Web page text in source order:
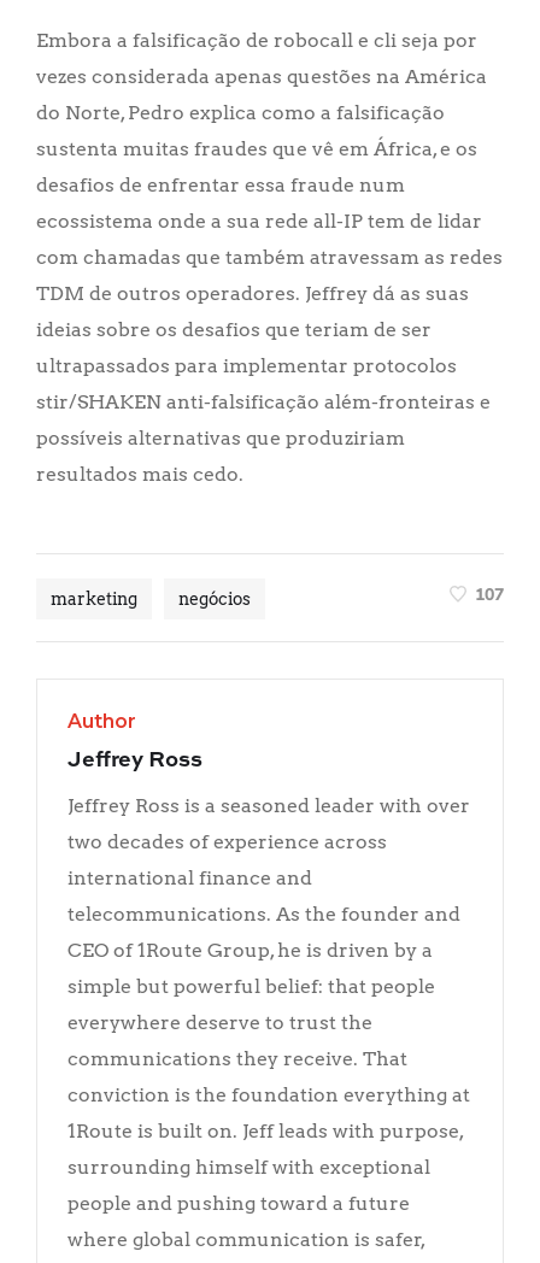
Embora a falsificação de robocall e cli seja por
vezes considerada apenas questões na América
do Norte, Pedro explica como a falsificação
sustenta muitas fraudes que vê em África, e os
desafios de enfrentar essa fraude num
ecossistema onde a sua rede all-IP tem de lidar
com chamadas que também atravessam as redes
TDM de outros operadores. Jeffrey dá as suas
ideias sobre os desafios que teriam de ser
ultrapassados para implementar protocolos
stir/SHAKEN anti-falsificação além-fronteiras e
possíveis alternativas que produziriam
resultados mais cedo.
marketing negócios 107
Author
Jeffrey Ross
Jeffrey Ross is a seasoned leader with over
two decades of experience across
international finance and
telecommunications. As the founder and
CEO of 1Route Group, he is driven by a
simple but powerful belief: that people
everywhere deserve to trust the
communications they receive. That
conviction is the foundation everything at
1Route is built on. Jeff leads with purpose,
surrounding himself with exceptional
people and pushing toward a future
where global communication is safer,